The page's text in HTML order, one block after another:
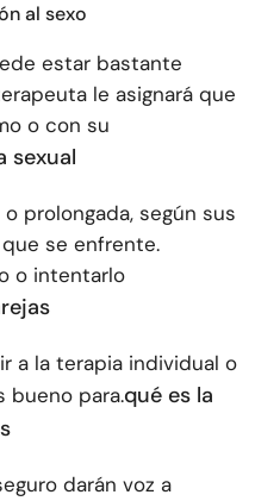
al sexo
estar bastante
le asignará que
o con su
sexual
prolongada, según sus
se enfrente.
o intentarlo
a la terapia individual o
bueno para.qué es la
darán voz a